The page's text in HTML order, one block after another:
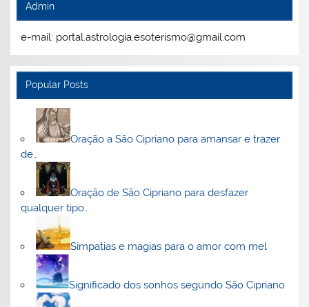
Admin
e-mail: portal.astrologia.esoterismo@gmail.com
Popular Posts
Oração a São Cipriano para amansar e trazer
de…
Oração de São Cipriano para desfazer
qualquer tipo…
Simpatias e magias para o amor com mel
Significado dos sonhos segundo São Cipriano